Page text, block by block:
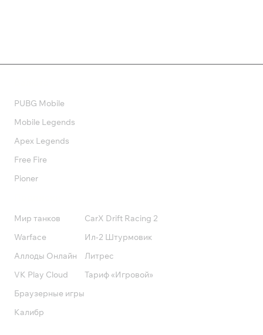
PUBG Mobile
Mobile Legends
Apex Legends
Free Fire
Pioner
Мир танков
Warface
Аллоды Онлайн
VK Play Cloud
Браузерные игры
Калибр
CarX Drift Racing 2
Ил-2 Штурмовик
Литрес
Тариф «Игровой»